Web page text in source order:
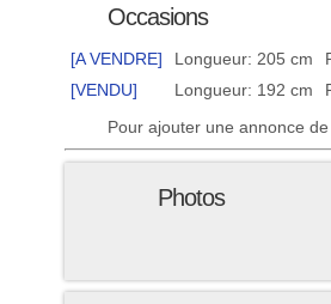
Occasions
[A VENDRE] Longueur: 205 cm
[VENDU]
Longueur: 192 cm
Pour ajouter une annonce
Photos